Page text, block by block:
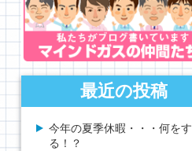
最近の投稿
今年の夏季休暇・・・何をす
る！？